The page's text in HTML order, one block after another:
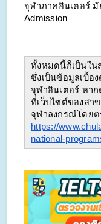
จุฬาภาคอินเตอร์ มั
Admission
ทั้งหมดนี้ก็เป็นใน
ซึ่งเป็นข้อมูลเบื้อ
จุฬาอินเตอร์ หา
ที่เว็บไซต์ของสา
จุฬาลงกรณ์โดย
https://
national-